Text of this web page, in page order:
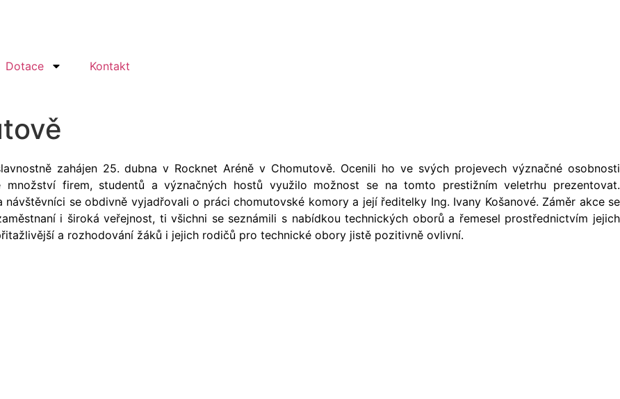
Dotace Kontakt
zahájen 25. dubna v Rocknet Aréně v Chomutově. Ocenili ho ve svých projevech význačné osobnosti
množství firem, studentů a význačných hostů využilo možnost se na tomto prestižním veletrhu prezentovat.
se obdivně vyjadřovali o práci chomutovské komory a její ředitelky Ing. Ivany Košanové. Záměr akce se
i široká veřejnost, ti všichni se seznámili s nabídkou technických oborů a řemesel prostřednictvím jejich
a rozhodování žáků i jejich rodičů pro technické obory jistě pozitivně ovlivní.